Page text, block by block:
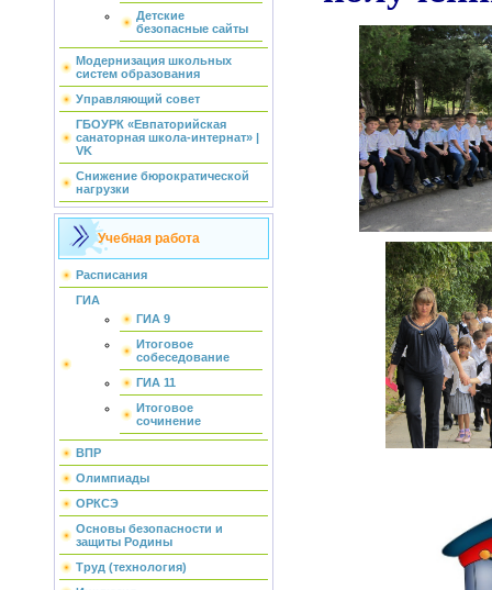
Детские
безопасные сайты
Модернизация школьных
систем образования
Управляющий совет
ГБОУРК «Евпаторийская
санаторная школа-интернат» |
VK
Снижение бюрократической
нагрузки
Учебная работа
Расписания
ГИА
ГИА 9
Итоговое
собеседование
ГИА 11
Итоговое
сочинение
ВПР
Олимпиады
ОРКСЭ
Основы безопасности и
защиты Родины
Труд (технология)